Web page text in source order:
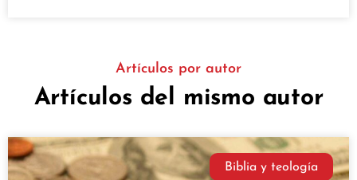
Artículos por autor
Artículos del mismo autor
Biblia y teología